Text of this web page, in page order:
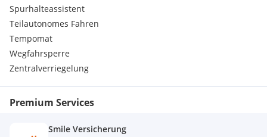
Spurhalteassistent
Teilautonomes Fahren
Tempomat
Wegfahrsperre
Zentralverriegelung
Premium Services
Smile Versicherung